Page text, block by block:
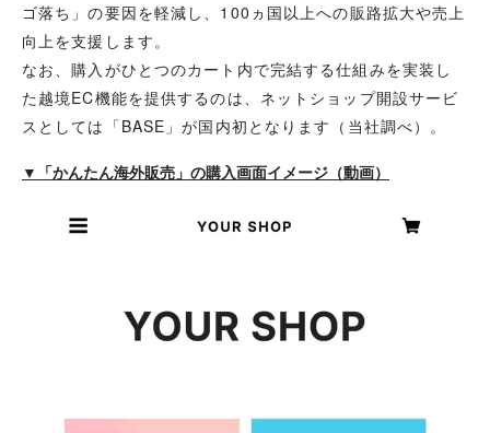
ゴ落ち」の要因を軽減し、100ヵ国以上への販路拡大や売上
向上を支援します。
なお、購入がひとつのカート内で完結する仕組みを実装し
た越境EC機能を提供するのは、ネットショップ開設サービ
スとしては「BASE」が国内初となります（当社調べ）。
▼「かんたん海外販売」の購入画面イメージ（動画）